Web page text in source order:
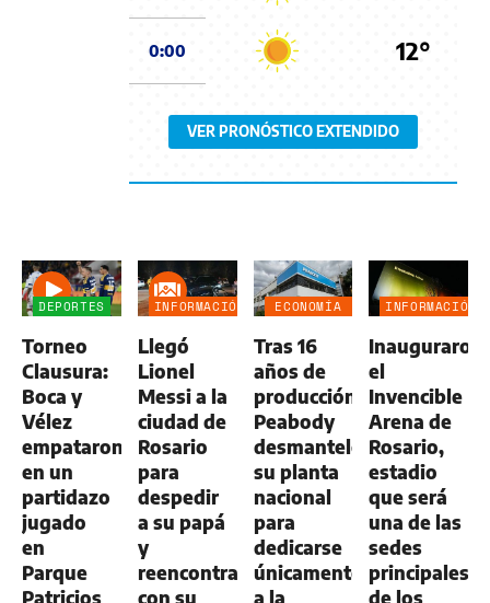
0:00 12°
VER PRONÓSTICO EXTENDIDO
DEPORTES
Torneo
Clausura:
Boca y
Vélez
empataron
en un
partidazo
jugado
en
Parque
Patricios
INFORMACIÓN
Llegó
Lionel
Messi a la
ciudad de
Rosario
para
despedir
a su papá
y
reencontrarse
con su
ECONOMÍA
AGRO
Tras 16
años de
producción,
Peabody
desmanteló
su planta
nacional
para
dedicarse
únicamente
a la
INFORMACIÓN
Inauguraron
el
Invencible
Arena de
Rosario,
estadio
que será
una de las
sedes
principales
de los